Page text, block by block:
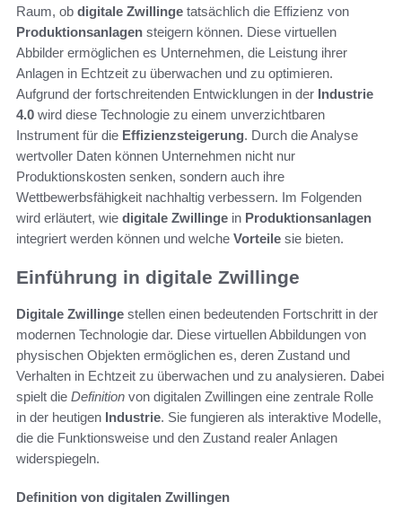
Raum, ob digitale Zwillinge tatsächlich die Effizienz von
Produktionsanlagen steigern können. Diese virtuellen
Abbilder ermöglichen es Unternehmen, die Leistung ihrer
Anlagen in Echtzeit zu überwachen und zu optimieren.
Aufgrund der fortschreitenden Entwicklungen in der Industrie
4.0 wird diese Technologie zu einem unverzichtbaren
Instrument für die Effizienzsteigerung. Durch die Analyse
wertvoller Daten können Unternehmen nicht nur
Produktionskosten senken, sondern auch ihre
Wettbewerbsfähigkeit nachhaltig verbessern. Im Folgenden
wird erläutert, wie digitale Zwillinge in Produktionsanlagen
integriert werden können und welche Vorteile sie bieten.
Einführung in digitale Zwillinge
Digitale Zwillinge stellen einen bedeutenden Fortschritt in der
modernen Technologie dar. Diese virtuellen Abbildungen von
physischen Objekten ermöglichen es, deren Zustand und
Verhalten in Echtzeit zu überwachen und zu analysieren. Dabei
spielt die Definition von digitalen Zwillingen eine zentrale Rolle
in der heutigen Industrie. Sie fungieren als interaktive Modelle,
die die Funktionsweise und den Zustand realer Anlagen
widerspiegeln.
Definition von digitalen Zwillingen